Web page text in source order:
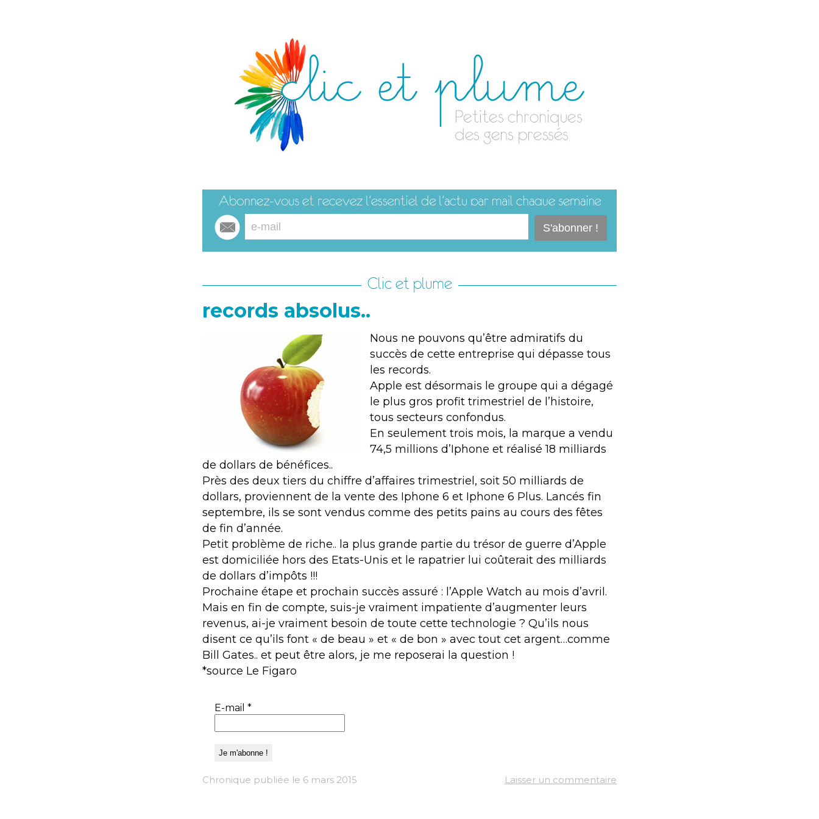
Clic et plume
records absolus..
Nous ne pouvons qu’être admiratifs du
succès de cette entreprise qui dépasse tous
les records.
Apple est désormais le groupe qui a dégagé
le plus gros profit trimestriel de l’histoire,
tous secteurs confondus.
En seulement trois mois, la marque a vendu
74,5 millions d’Iphone et réalisé 18 milliards
de dollars de bénéfices..
Près des deux tiers du chiffre d’affaires trimestriel, soit 50 milliards de
dollars, proviennent de la vente des Iphone 6 et Iphone 6 Plus. Lancés fin
septembre, ils se sont vendus comme des petits pains au cours des fêtes
de fin d’année.
Petit problème de riche.. la plus grande partie du trésor de guerre d’Apple
est domiciliée hors des Etats-Unis et le rapatrier lui coûterait des milliards
de dollars d’impôts !!!
Prochaine étape et prochain succès assuré : l’Apple Watch au mois d’avril.
Mais en fin de compte, suis-je vraiment impatiente d’augmenter leurs
revenus, ai-je vraiment besoin de toute cette technologie ? Qu’ils nous
disent ce qu’ils font « de beau » et « de bon » avec tout cet argent…comme
Bill Gates.. et peut être alors, je me reposerai la question !
*source Le Figaro
E-mail *
Chronique publiée le 6 mars 2015 Laisser un commentaire